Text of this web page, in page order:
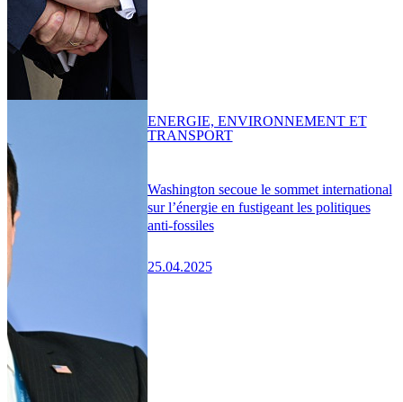
Washington secoue le sommet international
sur l’énergie en fustigeant les politiques
anti-fossiles
25.04.2025
ENERGIE, ENVIRONNEMENT ET
TRANSPORT